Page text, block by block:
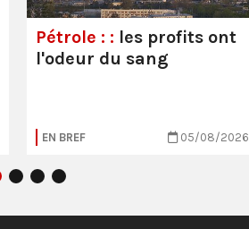
Pétrole : : les profits ont
l'odeur du sang
EN BREF 05/08/2026